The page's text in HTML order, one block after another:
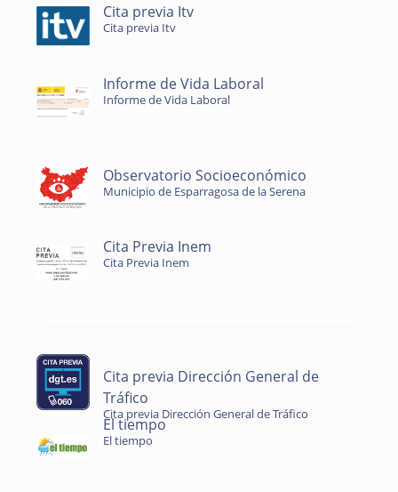
Cita previa Itv
Cita previa Itv
Informe de Vida Laboral
Informe de Vida Laboral
Observatorio Socioeconómico
Municipio de Esparragosa de la Serena
Cita Previa Inem
Cita Previa Inem
Cita previa Dirección General de
Tráfico
Cita previa Dirección General de Tráfico
El tiempo
El tiempo